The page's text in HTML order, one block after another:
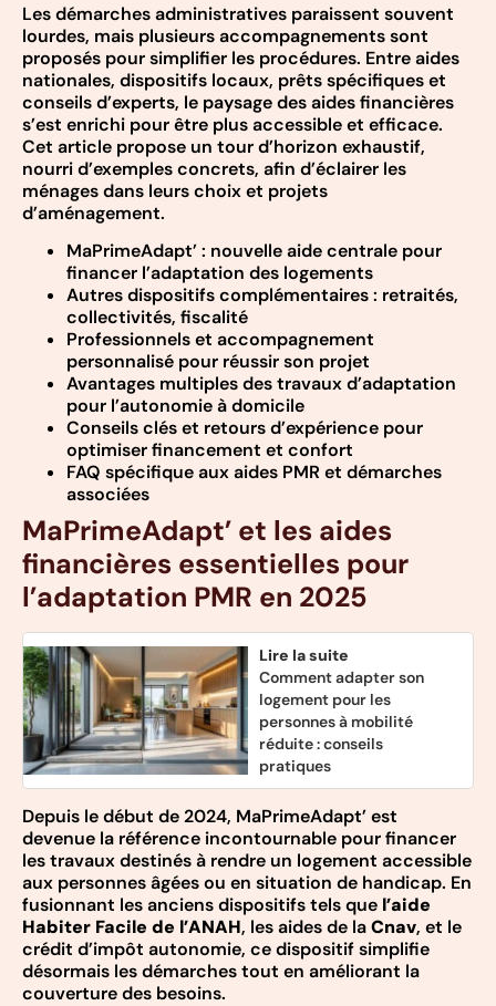
Les démarches administratives paraissent souvent
lourdes, mais plusieurs accompagnements sont
proposés pour simplifier les procédures. Entre aides
nationales, dispositifs locaux, prêts spécifiques et
conseils d’experts, le paysage des aides financières
s’est enrichi pour être plus accessible et efficace.
Cet article propose un tour d’horizon exhaustif,
nourri d’exemples concrets, afin d’éclairer les
ménages dans leurs choix et projets
d’aménagement.
MaPrimeAdapt’ : nouvelle aide centrale pour
financer l’adaptation des logements
Autres dispositifs complémentaires : retraités,
collectivités, fiscalité
Professionnels et accompagnement
personnalisé pour réussir son projet
Avantages multiples des travaux d’adaptation
pour l’autonomie à domicile
Conseils clés et retours d’expérience pour
optimiser financement et confort
FAQ spécifique aux aides PMR et démarches
associées
MaPrimeAdapt’ et les aides
financières essentielles pour
l’adaptation PMR en 2025
Lire la suite
Comment adapter son
logement pour les
personnes à mobilité
réduite : conseils
pratiques
Depuis le début de 2024, MaPrimeAdapt’ est
devenue la référence incontournable pour financer
les travaux destinés à rendre un logement accessible
aux personnes âgées ou en situation de handicap. En
fusionnant les anciens dispositifs tels que l’aide
Habiter Facile de l’ANAH, les aides de laCnav, et le
crédit d’impôt autonomie, ce dispositif simplifie
désormais les démarches tout en améliorant la
couverture des besoins.